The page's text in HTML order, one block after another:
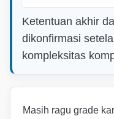
Ketentuan akhir
dikonfirmasi
kompleksitas
Masih ragu grade